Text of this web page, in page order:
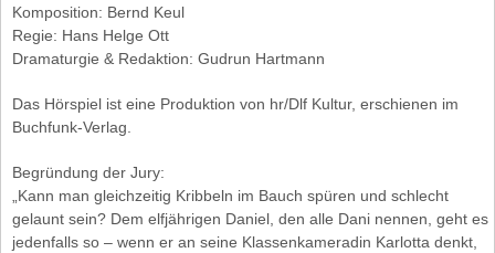
Komposition: Bernd Keul
Regie: Hans Helge Ott
Dramaturgie & Redaktion: Gudrun Hartmann
Das Hörspiel ist eine Produktion von hr/Dlf Kultur, erschienen im
Buchfunk-Verlag.
Begründung der Jury:
„Kann man gleichzeitig Kribbeln im Bauch spüren und schlecht
gelaunt sein? Dem elfjährigen Daniel, den alle Dani nennen, geht es
jedenfalls so – wenn er an seine Klassenkameradin Karlotta denkt,